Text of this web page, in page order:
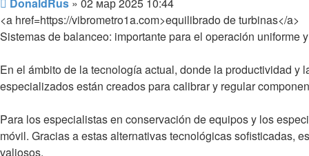
<a href=https://vibrometro1a.com>equilibrado de turbinas</a>
Sistemas de balanceo: importante para el operación uniforme
En el ámbito de la tecnología actual, donde la productividad
especializados están creados para calibrar y regular
Para los especialistas en conservación de equipos y los
móvil. Gracias a estas alternativas tecnológicas sofisticadas,
valiosos.